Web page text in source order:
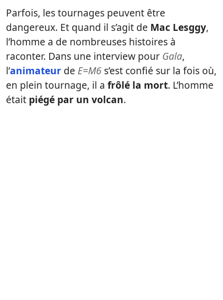
Parfois, les tournages peuvent être
dangereux. Et quand il s’agit de Mac Lesggy,
l’homme a de nombreuses histoires à
raconter. Dans une interview pour Gala,
l’animateur de E=M6 s’est confié sur la fois où,
en plein tournage, il a frôlé la mort. L’homme
était piégé par un volcan.